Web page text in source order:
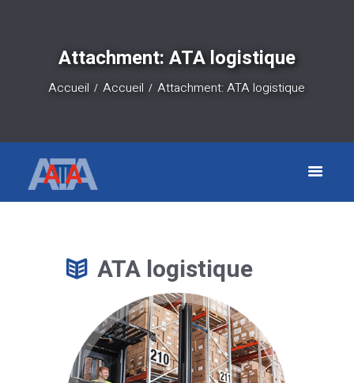
Attachment: ATA logistique
Accueil Accueil Attachment: ATA logistique
ATA logistique